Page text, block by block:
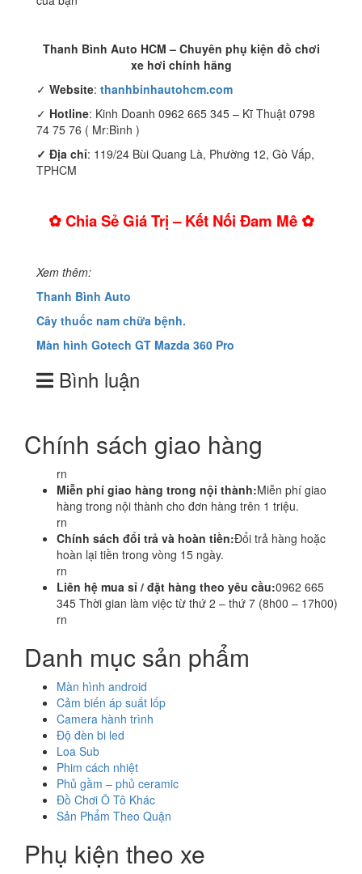
Thanh Bình Auto HCM – Chuyên phụ kiện đồ chơi
xe hơi chính hãng
✓ Website: thanhbinhautohcm.com
✓ Hotline: Kinh Doanh 0962 665 345 – Kĩ Thuật 0798
74 75 76 ( Mr:Bình )
✓ Địa chỉ: 119/24 Bùi Quang Là, Phường 12, Gò Vấp,
TPHCM
✿ Chia Sẻ Giá Trị – Kết Nối Đam Mê ✿
Xem thêm:
Thanh Bình Auto
Cây thuốc nam chữa bệnh.
Màn hình Gotech GT Mazda 360 Pro
Bình luận
Chính sách giao hàng
rn
Miễn phí giao hàng trong nội thành:Miễn phí giao
hàng trong nội thành cho đơn hàng trên 1 triệu.
rn
Chính sách đổi trả và hoàn tiền:Đổi trả hàng hoặc
hoàn lại tiền trong vòng 15 ngày.
rn
Liên hệ mua sỉ / đặt hàng theo yêu cầu:0962 665
345 Thời gian làm việc từ thứ 2 – thứ 7 (8h00 – 17h00)
rn
Danh mục sản phẩm
Màn hình android
Cảm biến áp suất lốp
Camera hành trình
Độ đèn bi led
Loa Sub
Phim cách nhiệt
Phủ gầm – phủ ceramic
Đồ Chơi Ô Tô Khác
Sản Phẩm Theo Quận
Phụ kiện theo xe